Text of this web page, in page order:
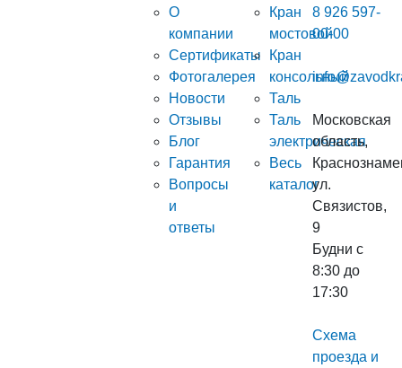
О
компании
Сертификаты
Фотогалерея
Новости
Отзывы
Блог
Гарантия
Вопросы
и
ответы
Кран
мостовой
Кран
консольный
Таль
Таль
электрическая
Весь
каталог
8 926 597-
00-00
Московская
область,
ул.
Связистов,
9
Будни с
8:30 до
17:30
Схема
проезда и